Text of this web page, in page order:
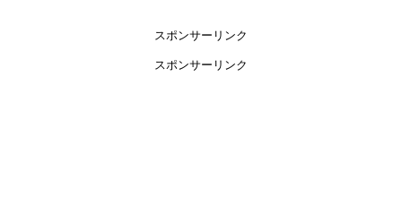
スポンサーリンク
スポンサーリンク